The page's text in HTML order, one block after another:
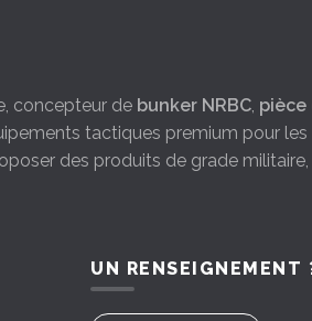
concepteur de bunker NRBC, pièce
tactiques premium pour
des produits de grade
UN RENSEIGNEMENT